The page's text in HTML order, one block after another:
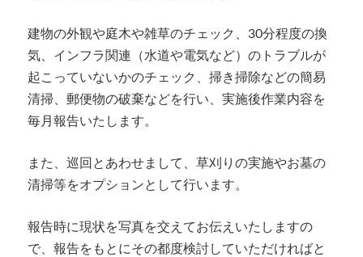
建物の外観や庭木や雑草のチェック、30分程度の換
気、インフラ関連（水道や電気など）のトラブルが
起こっていないかのチェック、掃き掃除などの簡易
清掃、郵便物の破棄などを行い、実施後作業内容を
毎月報告いたします。
また、巡回とあわせまして、草刈りの実施やお墓の
清掃等をオプションとして行います。
報告時に現状を写真を交えてお伝えいたしますの
で、報告をもとにその都度検討していただければと